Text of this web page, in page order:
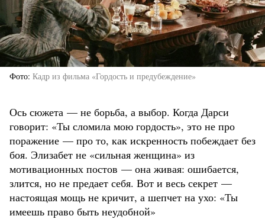
Фото Кадр из фильма «Гордость и предубеждение»
Ось сюжета — не борьба, а выбор. Когда Дарси
говорит: «Ты сломила мою гордость», это не про
поражение — про то, как искренность побеждает без
боя. Элизабет не «сильная женщина» из
мотивационных постов — она живая: ошибается,
злится, но не предает себя. Вот и весь секрет —
настоящая мощь не кричит, а шепчет на ухо: «Ты
имеешь право быть неудобной»